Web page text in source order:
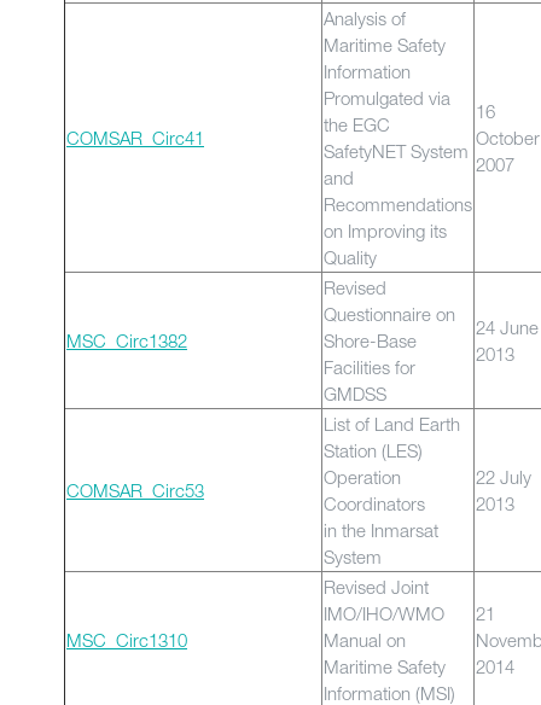
COMSAR_Circ41
Analysis of
Maritime Safety
Information
Promulgated via
the EGC
SafetyNET System
and
Recommendations
on Improving its
Quality
16
October
2007
MSC_Circ1382
Revised
Questionnaire on
Shore-Base
Facilities for
GMDSS
24 June
2013
COMSAR_Circ53
List of Land Earth
Station (LES)
Operation
Coordinators
in the Inmarsat
System
22 July
2013
MSC_Circ1310
Revised Joint
IMO/IHO/WMO
Manual on
Maritime Safety
Information (MSI)
21
2014